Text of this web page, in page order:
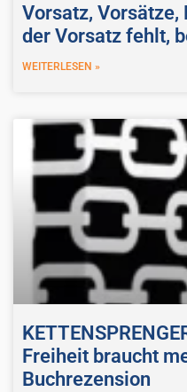
Vorsatz,
der Vorsatz fehlt,
WEITERLESEN »
Freiheit braucht
Buchrezension